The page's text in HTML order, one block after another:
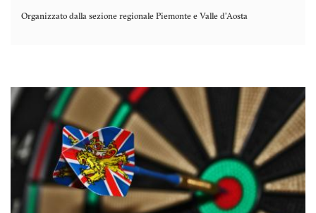
Organizzato dalla sezione regionale Piemonte e Valle d'Aosta